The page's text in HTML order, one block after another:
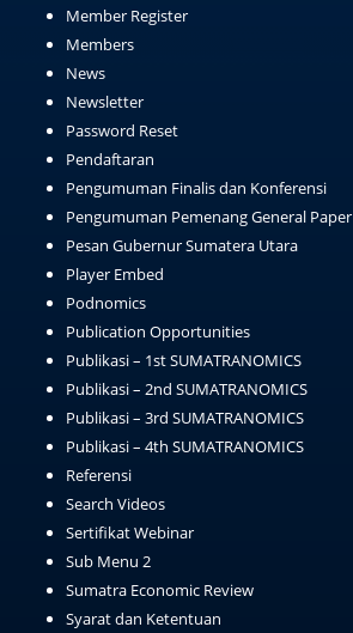
Member Register
Members
News
Newsletter
Password Reset
Pendaftaran
Pengumuman Finalis dan Konferensi
Pengumuman Pemenang General Paper
Pesan Gubernur Sumatera Utara
Player Embed
Podnomics
Publication Opportunities
Publikasi – 1st SUMATRANOMICS
Publikasi – 2nd SUMATRANOMICS
Publikasi – 3rd SUMATRANOMICS
Publikasi – 4th SUMATRANOMICS
Referensi
Search Videos
Sertifikat Webinar
Sub Menu 2
Sumatra Economic Review
Syarat dan Ketentuan